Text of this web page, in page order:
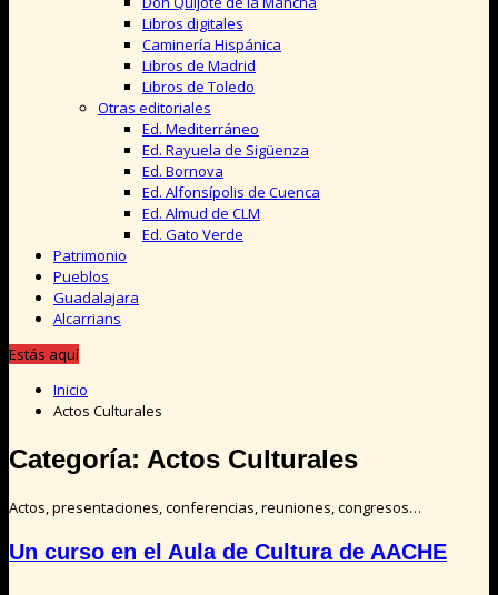
Libros digitales
Caminería Hispánica
Libros de Madrid
Libros de Toledo
Otras editoriales
Ed. Mediterráneo
Ed. Rayuela de Sigüenza
Ed. Bornova
Ed. Alfonsípolis de Cuenca
Ed. Almud de CLM
Ed. Gato Verde
Patrimonio
Pueblos
Guadalajara
Alcarrians
Estás aquí
Inicio
Actos Culturales
Categoría: Actos Culturales
Actos, presentaciones, conferencias, reuniones, congresos…
Un curso en el Aula de Cultura de AACHE